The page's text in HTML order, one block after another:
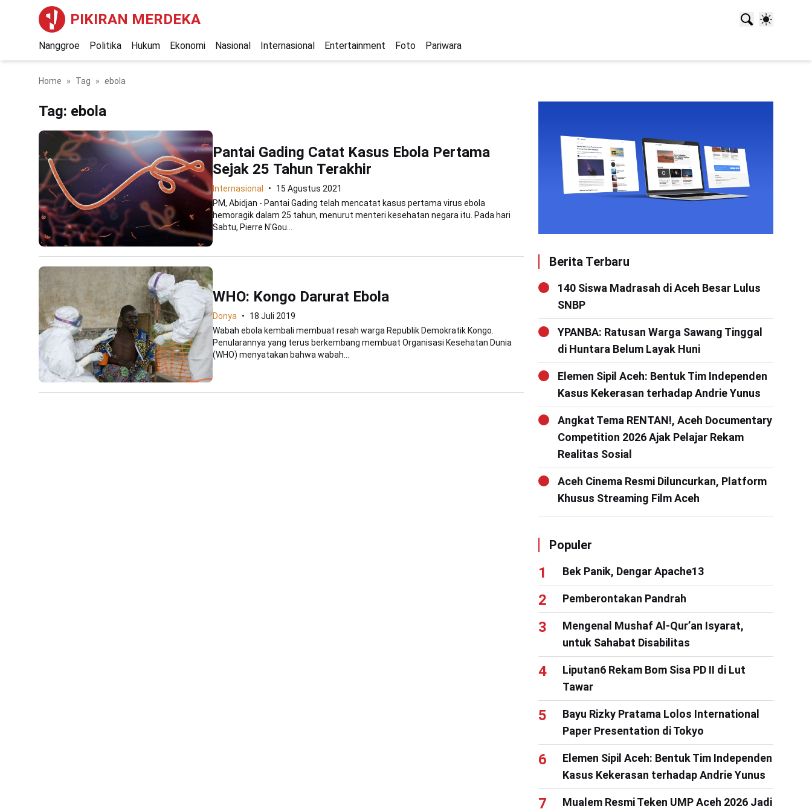
PIKIRAN MERDEKA
Nanggroe Politika Hukum Ekonomi Nasional Internasional Entertainment Foto Pariwara
Home Tag ebola
Tag: ebola
Pantai Gading Catat Kasus Ebola Pertama
Sejak 25 Tahun Terakhir
Internasional
15 Agustus 2021
PM, Abidjan - Pantai Gading telah mencatat kasus pertama virus ebola
hemoragik dalam 25 tahun, menurut menteri kesehatan negara itu. Pada hari
Sabtu, Pierre N'Gou...
WHO: Kongo Darurat Ebola
Donya
18 Juli 2019
Wabah ebola kembali membuat resah warga Republik Demokratik Kongo.
Penularannya yang terus berkembang membuat Organisasi Kesehatan Dunia
(WHO) menyatakan bahwa wabah...
Berita Terbaru
140 Siswa Madrasah di Aceh Besar Lulus
SNBP
YPANBA: Ratusan Warga Sawang Tinggal
di Huntara Belum Layak Huni
Elemen Sipil Aceh: Bentuk Tim Independen
Kasus Kekerasan terhadap Andrie Yunus
Angkat Tema RENTAN!, Aceh Documentary
Competition 2026 Ajak Pelajar Rekam
Realitas Sosial
Aceh Cinema Resmi Diluncurkan, Platform
Khusus Streaming Film Aceh
Populer
Bek Panik, Dengar Apache13
Pemberontakan Pandrah
Mengenal Mushaf Al-Qur’an Isyarat,
untuk Sahabat Disabilitas
Liputan6 Rekam Bom Sisa PD II di Lut
Tawar
Bayu Rizky Pratama Lolos International
Paper Presentation di Tokyo
Elemen Sipil Aceh: Bentuk Tim Independen
Kasus Kekerasan terhadap Andrie Yunus
Mualem Resmi Teken UMP Aceh 2026 Jadi